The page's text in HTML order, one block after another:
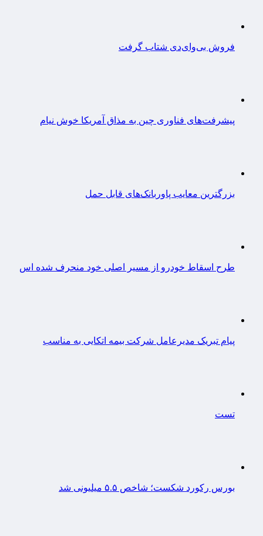
فروش بی‌وای‌دی شتاب گرفت
پیشرفت‌های فناوری چین به مذاق آمریکا خوش نیام
بزرگترین معایب پاوربانک‌های قابل حمل
طرح اسقاط خودرو از مسیر اصلی خود منحرف شده اس
پیام تبریک مدیرعامل شرکت بیمه اتکایی به مناسب
تست
بورس رکورد شکست؛ شاخص ۵.۵ میلیونی شد